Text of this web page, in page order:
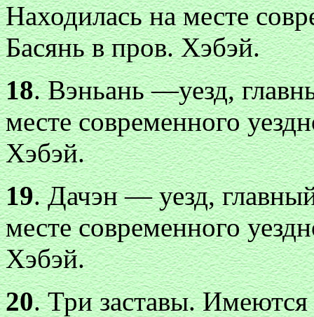
Находилась на месте
Басянь в пров. Хэбэй.
18. Вэньань —уезд,
месте современного
Хэбэй.
19. Дачэн — уезд,
месте современного
Хэбэй.
20. Три заставы.